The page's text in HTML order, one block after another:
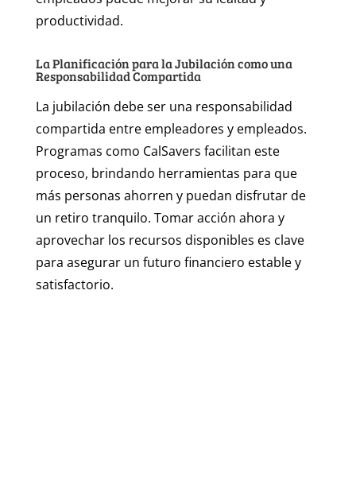
productividad.
La Planificación para la Jubilación como una
Responsabilidad Compartida
La jubilación debe ser una responsabilidad
compartida entre empleadores y empleados.
Programas como CalSavers facilitan este
proceso, brindando herramientas para que
más personas ahorren y puedan disfrutar de
un retiro tranquilo. Tomar acción ahora y
aprovechar los recursos disponibles es clave
para asegurar un futuro financiero estable y
satisfactorio.